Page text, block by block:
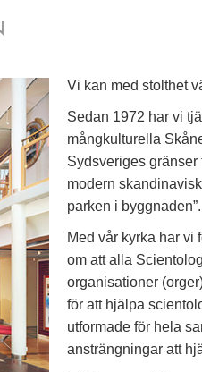
Vi kan med stolthet
Sedan 1972 har vi
mångkulturella
Sydsveriges gränser
modern
parken i byggnaden”.
Med vår kyrka har vi
om att alla
organisationer
för att hjälpa
utformade för hela
ansträngningar att